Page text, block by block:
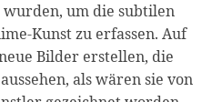
um die subtilen
Kunst zu erfassen. Auf
Bilder erstellen, die
als wären sie von